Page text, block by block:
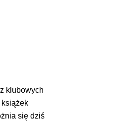
klubowych
książek
się dziś